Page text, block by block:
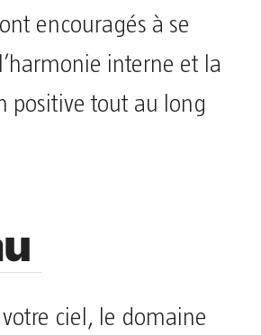
encouragés à se
interne et la
positive tout au long
ciel, le domaine